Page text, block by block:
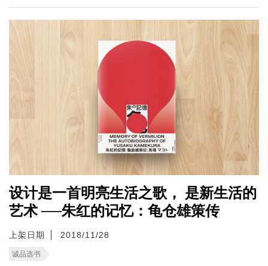
设计是一首明亮生活之歌， 是新生活的
艺术 ──朱红的记忆：龟仓雄策传
上架日期 2018/11/28
诚品选书